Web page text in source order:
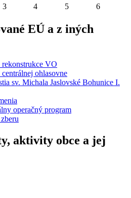
3 4 5 6
EÚ a z iných
aktivity obce a jej